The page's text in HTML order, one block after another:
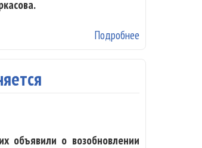
Подробнее
объявили о возобновлении